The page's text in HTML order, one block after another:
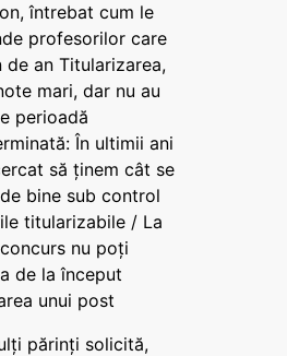
întrebat cum le
profesorilor care
de an Titularizarea,
mari, dar nu au
perioadă
În ultimii ani
să ținem cât se
bine sub control
titularizabile / La
nu poți
de la început
unui post
părinți solicită,